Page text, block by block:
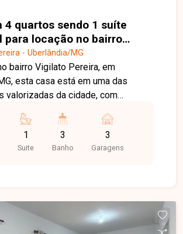
4 quartos sendo 1 suíte
para locação no bairro
em Uberlândia-MG.
- Uberlândia/MG
bairro Vigilato Pereira, em
esta casa está em uma das
valorizadas da cidade, com
e proximidade com
escolas, farmácias, restaurantes
e serviços, proporcionando
02 ambientes, sala de TV, 04
01 suíte e 03 deles com armários
1
Suite
3
Banho
3
Garagens